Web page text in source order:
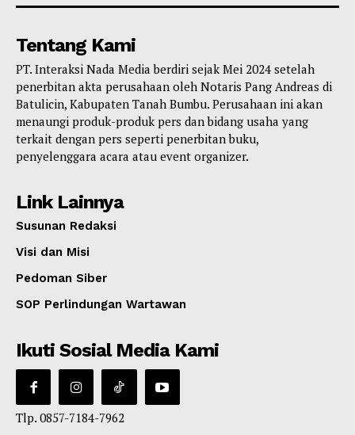
Tentang Kami
PT. Interaksi Nada Media berdiri sejak Mei 2024 setelah
penerbitan akta perusahaan oleh Notaris Pang Andreas di
Batulicin, Kabupaten Tanah Bumbu. Perusahaan ini akan
menaungi produk-produk pers dan bidang usaha yang
terkait dengan pers seperti penerbitan buku,
penyelenggara acara atau event organizer.
Link Lainnya
Susunan Redaksi
Visi dan Misi
Pedoman Siber
SOP Perlindungan Wartawan
Ikuti Sosial Media Kami
Tlp. 0857-7184-7962